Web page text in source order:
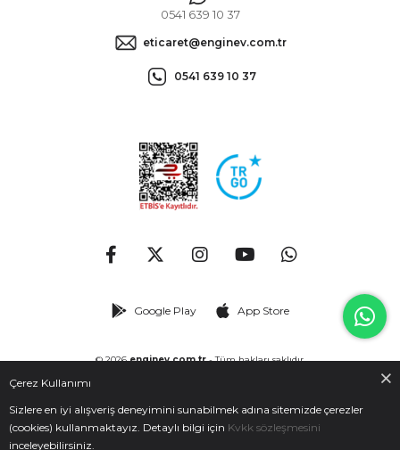
0541 639 10 37
eticaret@enginev.com.tr
0541 639 10 37
Google Play App Store
© 2026enginev.com.tr- Tüm hakları saklıdır.
Çerez Kullanımı
Sizlere en iyi alışveriş deneyimini sunabilmek adına sitemizde çerezler
(cookies) kullanmaktayız. Detaylı bilgi için Kvkk sözleşmesini
inceleyebilirsiniz.